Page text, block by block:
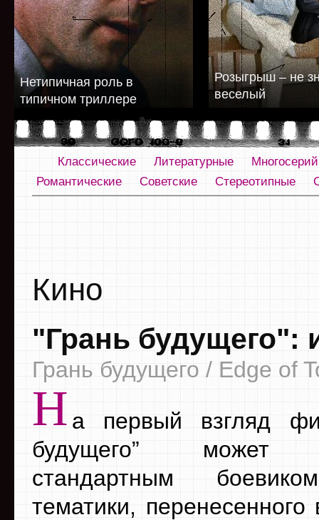
Нетипичная роль в
типичном триллере
Розыгрыш – не
веселый
Классические Литературные
Романтические
Советские Стереотипные
Кино
"Грань будущего":
Грань будущего / Edge of
Н а первый взгляд
будущего” может
стандартным
тематики, перенесенного